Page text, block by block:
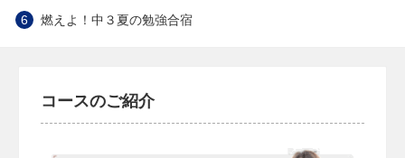
燃えよ！中３夏の勉強合宿
コースのご紹介